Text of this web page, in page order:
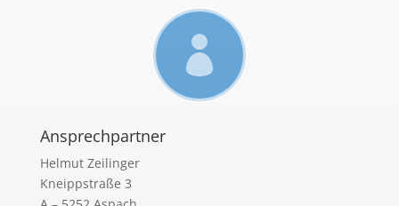

Ansprechpartner
Helmut Zeilinger
Kneippstraße 3